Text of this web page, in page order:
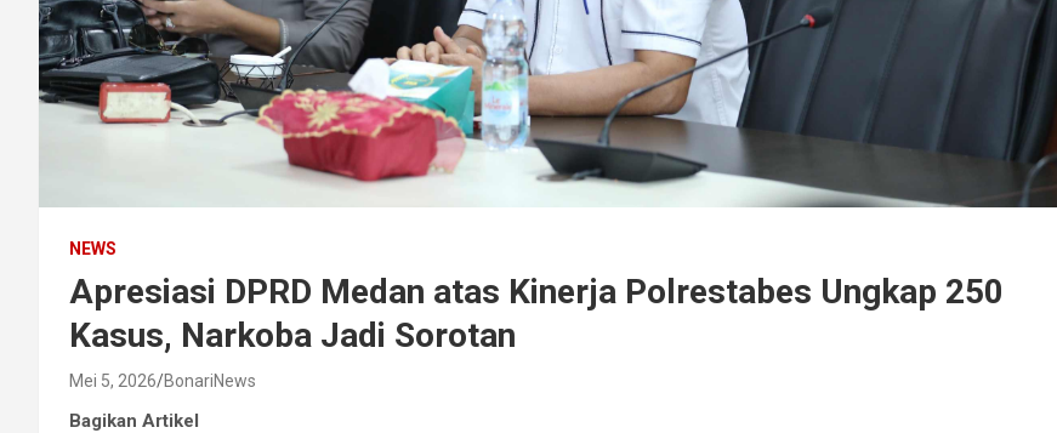
NEWS
Apresiasi DPRD Medan atas Kinerja Polrestabes Ungkap 250
Kasus, Narkoba Jadi Sorotan
Mei 5, 2026 BonariNews
Bagikan Artikel